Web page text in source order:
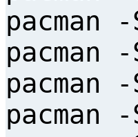
pacman
pacman
pacman
pacman